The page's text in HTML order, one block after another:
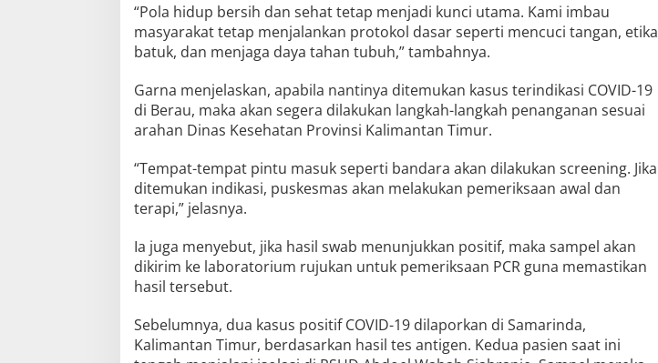
“Pola hidup bersih dan sehat tetap menjadi kunci utama. Kami imbau
masyarakat tetap menjalankan protokol dasar seperti mencuci tangan, etika
batuk, dan menjaga daya tahan tubuh,” tambahnya.
Garna menjelaskan, apabila nantinya ditemukan kasus terindikasi COVID-19
di Berau, maka akan segera dilakukan langkah-langkah penanganan sesuai
arahan Dinas Kesehatan Provinsi Kalimantan Timur.
“Tempat-tempat pintu masuk seperti bandara akan dilakukan screening. Jika
ditemukan indikasi, puskesmas akan melakukan pemeriksaan awal dan
terapi,” jelasnya.
Ia juga menyebut, jika hasil swab menunjukkan positif, maka sampel akan
dikirim ke laboratorium rujukan untuk pemeriksaan PCR guna memastikan
hasil tersebut.
Sebelumnya, dua kasus positif COVID-19 dilaporkan di Samarinda,
Kalimantan Timur, berdasarkan hasil tes antigen. Kedua pasien saat ini